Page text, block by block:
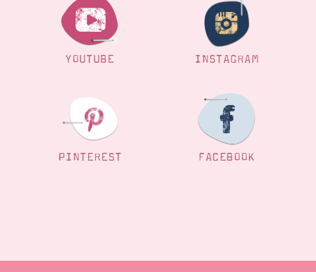
YOUTUBE INSTAGRAM
PINTEREST FACEBOOK